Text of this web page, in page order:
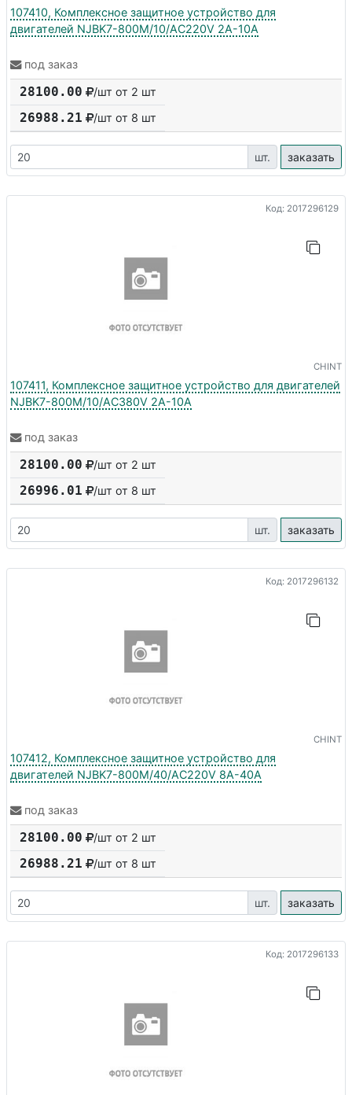
107410, Комплексное защитное устройство для
двигателей NJBK7-800M/10/AC220V 2A-10A
под заказ
28100.00 /шт от 2 шт
26988.21 /шт от 8 шт
шт. заказать
Код: 2017296129
CHINT
107411, Комплексное защитное устройство для двигателей
NJBK7-800M/10/AC380V 2A-10A
под заказ
28100.00 /шт от 2 шт
26996.01 /шт от 8 шт
шт. заказать
Код: 2017296132
CHINT
107412, Комплексное защитное устройство для
двигателей NJBK7-800M/40/AC220V 8A-40A
под заказ
28100.00 /шт от 2 шт
26988.21 /шт от 8 шт
шт. заказать
Код: 2017296133